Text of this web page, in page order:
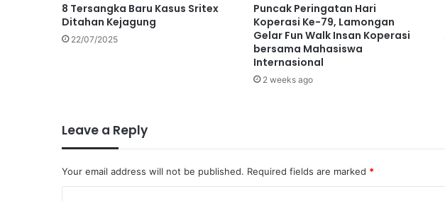
8 Tersangka Baru Kasus Sritex
Ditahan Kejagung
22/07/2025
Puncak Peringatan Hari
Koperasi Ke-79, Lamongan
Gelar Fun Walk Insan Koperasi
bersama Mahasiswa
Internasional
2 weeks ago
Leave a Reply
Your email address will not be published. Required fields are marked *